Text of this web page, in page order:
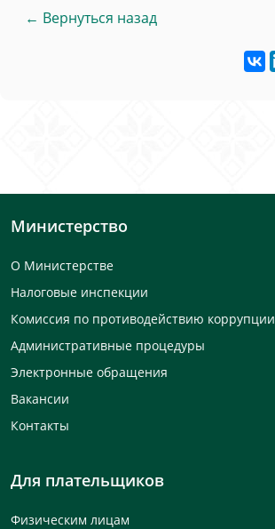
← Вернуться назад
Министерство
О Министерстве
Налоговые инспекции
Комиссия по противодействию коррупции
Административные процедуры
Электронные обращения
Вакансии
Контакты
Для плательщиков
Физическим лицам